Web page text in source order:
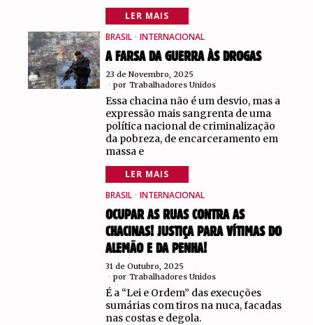
LER MAIS
BRASIL · INTERNACIONAL
A FARSA DA GUERRA ÀS DROGAS
23 de Novembro, 2025
por Trabalhadores Unidos
Essa chacina não é um desvio, mas a
expressão mais sangrenta de uma
política nacional de criminalização
da pobreza, de encarceramento em
massa e
LER MAIS
BRASIL · INTERNACIONAL
OCUPAR AS RUAS CONTRA AS
CHACINAS! JUSTIÇA PARA VÍTIMAS DO
ALEMÃO E DA PENHA!
31 de Outubro, 2025
por Trabalhadores Unidos
É a “Lei e Ordem” das execuções
sumárias com tiros na nuca, facadas
nas costas e degola.